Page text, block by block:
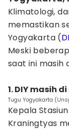
Klimatologi,
memastikan
Yogyakarta (
Meski
saat ini masih
1. DIY masih
Tugu Yogyakarta
Kepala
Kraningtyas